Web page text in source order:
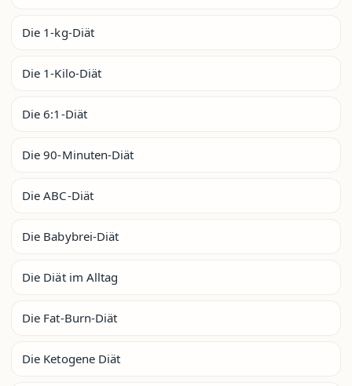
Die 1-kg-Diät
Die 1-Kilo-Diät
Die 6:1-Diät
Die 90-Minuten-Diät
Die ABC-Diät
Die Babybrei-Diät
Die Diät im Alltag
Die Fat-Burn-Diät
Die Ketogene Diät